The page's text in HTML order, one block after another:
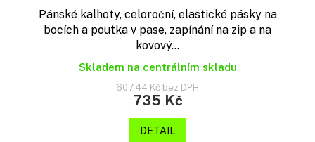
Pánské kalhoty, celoroční, elastické pásky na
bocích a poutka v pase, zapínání na zip a na
kovový...
Skladem na centrálním skladu
607,44 Kč bez DPH
735 Kč
DETAIL